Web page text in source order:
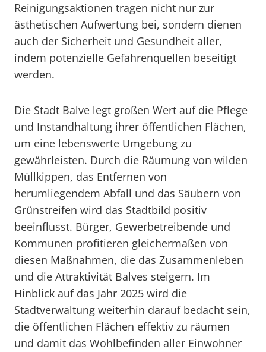
Reinigungsaktionen tragen nicht nur zur
ästhetischen Aufwertung bei, sondern dienen
auch der Sicherheit und Gesundheit aller,
indem potenzielle Gefahrenquellen beseitigt
werden.
Die Stadt Balve legt großen Wert auf die Pflege
und Instandhaltung ihrer öffentlichen Flächen,
um eine lebenswerte Umgebung zu
gewährleisten. Durch die Räumung von wilden
Müllkippen, das Entfernen von
herumliegendem Abfall und das Säubern von
Grünstreifen wird das Stadtbild positiv
beeinflusst. Bürger, Gewerbetreibende und
Kommunen profitieren gleichermaßen von
diesen Maßnahmen, die das Zusammenleben
und die Attraktivität Balves steigern. Im
Hinblick auf das Jahr 2025 wird die
Stadtverwaltung weiterhin darauf bedacht sein,
die öffentlichen Flächen effektiv zu räumen
und damit das Wohlbefinden aller Einwohner